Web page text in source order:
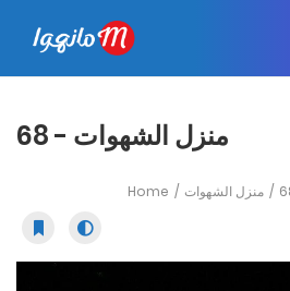
منزل الشهوات - 68
Home منزل الشهوات